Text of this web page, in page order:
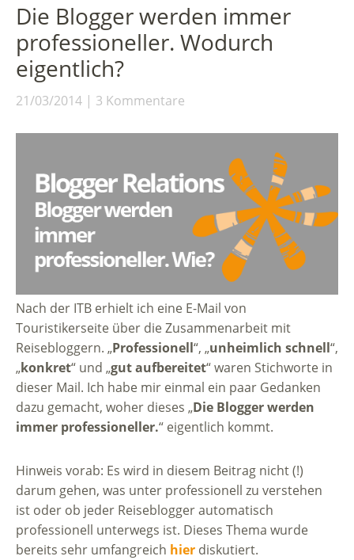
Die Blogger werden immer
professioneller. Wodurch
eigentlich?
21/03/2014 3 Kommentare
Nach der ITB erhielt ich eine E-Mail von
Touristikerseite über die Zusammenarbeit mit
Reisebloggern. „Professionell“, „unheimlich schnell“,
„konkret“ und „gut aufbereitet“ waren Stichworte in
dieser Mail. Ich habe mir einmal ein paar Gedanken
dazu gemacht, woher dieses „Die Blogger werden
immer professioneller.“ eigentlich kommt.
Hinweis vorab: Es wird in diesem Beitrag nicht (!)
darum gehen, was unter professionell zu verstehen
ist oder ob jeder Reiseblogger automatisch
professionell unterwegs ist. Dieses Thema wurde
bereits sehr umfangreich hier diskutiert.